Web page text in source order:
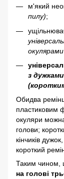
м'який
пилу);
з
Обидва
пластиковим
окуляри
голови;
кінчиків
короткий
Таким чином,
на голові